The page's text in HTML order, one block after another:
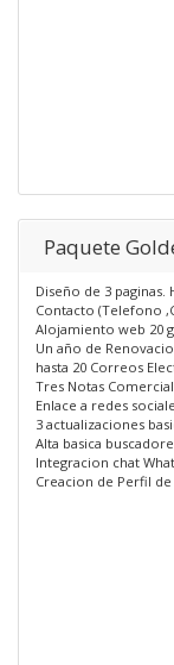
Paquete
Diseño de 3
Contacto (Telefono
Alojamiento web 20
Un año de
hasta 20 Correos
Tres Notas
Enlace a redes
3 actualizaciones
Alta basica
Integracion chat
Creacion de Perfil